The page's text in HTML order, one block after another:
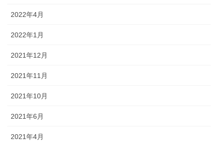
2022年4月
2022年1月
2021年12月
2021年11月
2021年10月
2021年6月
2021年4月